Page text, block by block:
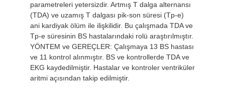
parametreleri yetersizdir. Artmış T dalga alternansı
(TDA) ve uzamış T dalgası pik-son süresi (Tp-e)
ani kardiyak ölüm ile ilişkilidir. Bu çalışmada TDA ve
Tp-e süresinin BS hastalarındaki rolü araştırılmıştır.
YÖNTEM ve GEREÇLER: Çalışmaya 13 BS hastası
ve 11 kontrol alınmıştır. BS ve kontrollerde TDA ve
EKG kaydedilmiştir. Hastalar ve kontroler ventriküler
aritmi açısından takip edilmiştir.